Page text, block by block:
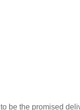
be the promised